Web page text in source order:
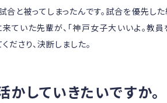
と被ってしまったんです。試合を優先し
ていた先輩が、「神戸女子大いいよ。教
ださり、決断しました。
していきたいですか。